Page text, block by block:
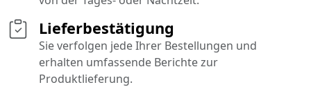
Lieferbestätigung
Sie verfolgen jede Ihrer Bestellungen und
erhalten umfassende Berichte zur
Produktlieferung.